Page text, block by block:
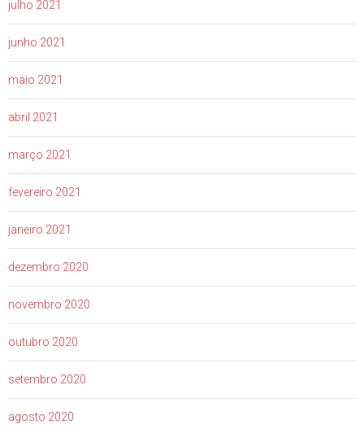
julho 2021
junho 2021
maio 2021
abril 2021
março 2021
fevereiro 2021
janeiro 2021
dezembro 2020
novembro 2020
outubro 2020
setembro 2020
agosto 2020